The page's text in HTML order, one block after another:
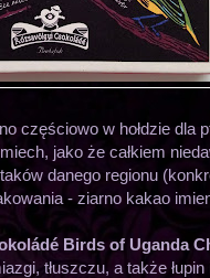
częściowo w hołdzie dla
jako że całkiem
danego regionu
- ziarno kakao
Birds of Uganda
tłuszczu, a także